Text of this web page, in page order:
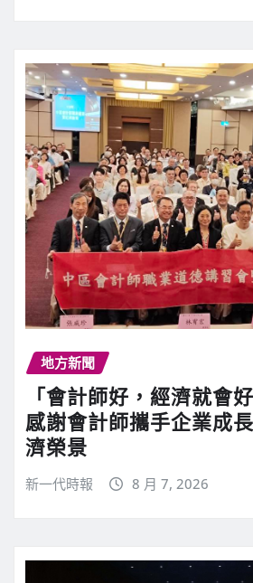
地方新聞
「會計師好，經濟就
感謝會計師攜手企業成
濟榮景
新一代時報 8 月 7, 2026